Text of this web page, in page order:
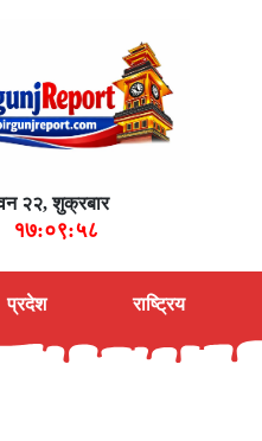
२२, शुक्रबार
१७:०९:५९
प्रदेश राष्ट्रिय